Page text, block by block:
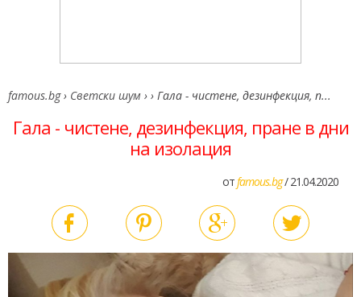
famous.bg › Светски шум › › Гала - чистене, дезинфекция, п...
Гала - чистене, дезинфекция, пране в дни
на изолация
отfamous.bg/ 21.04.2020